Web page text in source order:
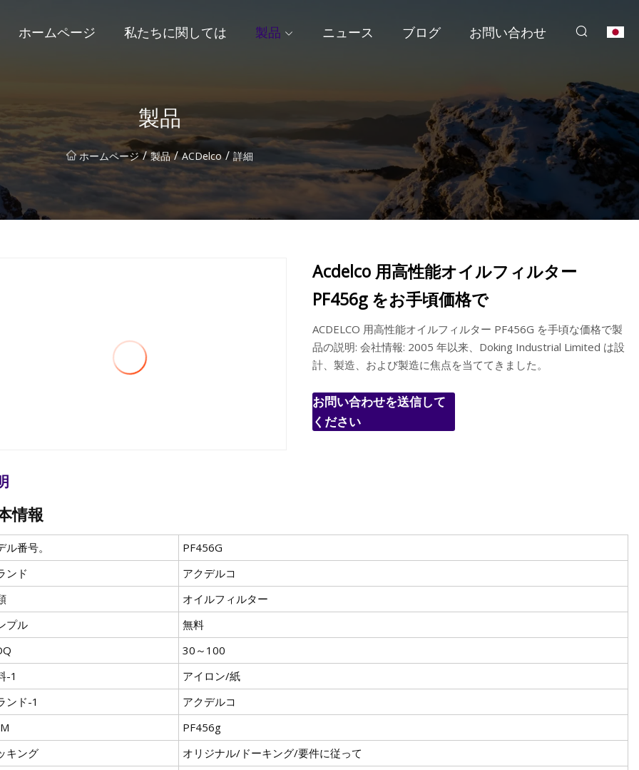
ホームページ 私たちに関しては 製品 ニュース ブログ お問い合わせ
製品
ホームページ / 製品 / ACDelco / 詳細
Acdelco 用高性能オイルフィルター
PF456g をお手頃価格で
ACDELCO 用高性能オイルフィルター PF456G を手頃な価格で製
品の説明: 会社情報: 2005 年以来、Doking Industrial Limited は設
計、製造、および製造に焦点を当ててきました。
お問い合わせを送信して
ください
情報
ル番号。
PF456G
ンド
アクデルコ
オイルフィルター
プル
無料
30～100
-1
アイロン/紙
ンド-1
アクデルコ
PF456g
キング
オリジナル/ドーキング/要件に従って